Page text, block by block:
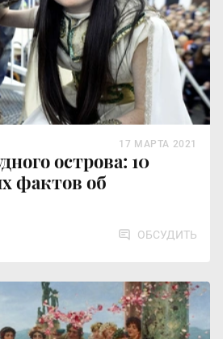
острова: 10
фактов об
17 МАРТА 2021
ОБСУДИТЬ